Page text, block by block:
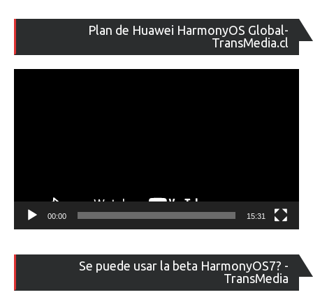
Plan de Huawei HarmonyOS Global-
TransMedia.cl
de
00:00 15:31
Se puede usar la beta HarmonyOS7? -
TransMedia
de